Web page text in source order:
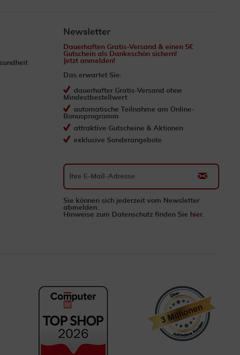
Newsletter
Dauerhaften Gratis-Versand & einen 5€
Gutschein als Dankeschön sichern!
Jetzt anmelden!
Das erwartet Sie:
dauerhafter Gratis-Versand ohne
Mindestbestellwert
automatische Teilnahme am Online-
Bonusprogramm
attraktive Gutscheine & Aktionen
exklusive Sonderangebote
Sie können sich jederzeit vom Newsletter
abmelden.
Hinweise zum Datenschutz finden Sie hier.